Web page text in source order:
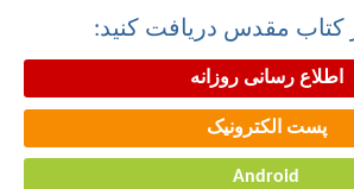
کتاب مقدس دریافت کنید:
اطلاع رسانی روزانه
پست الکترونیک
Android